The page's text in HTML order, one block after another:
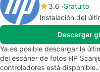
3.6 Gratuito
Instalación del
Descargar
Ya es posible descargar la
del escáner de fotos HP
controladores está